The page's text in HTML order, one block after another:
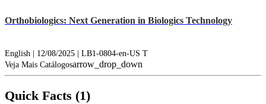
Orthobiologics: Next Generation in Biologics Technology
English | 12/08/2025 | LB1-0804-en-US T
Veja Mais Catálogosarrow_drop_down
Quick Facts (1)